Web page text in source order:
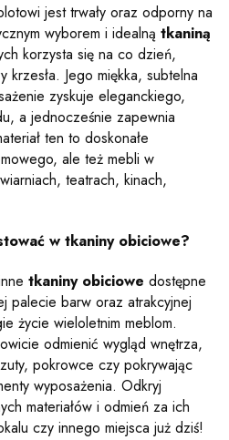
jest trwały oraz odporny na
wyborem i idealną tkaniną
korzysta się na co dzień,
Jego miękka, subtelna
zyskuje eleganckiego,
a jednocześnie zapewnia
ten to doskonałe
ale też mebli w
teatrach, kinach,
w tkaniny obiciowe?
tkaniny obiciowe dostępne
palecie barw oraz atrakcyjnej
życie wieloletnim meblom.
odmienić wygląd wnętrza,
pokrowce czy pokrywając
wyposażenia. Odkryj
materiałów i odmień za ich
czy innego miejsca już dziś!